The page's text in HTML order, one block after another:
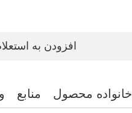
افزودن به
منابع خانواده محصول